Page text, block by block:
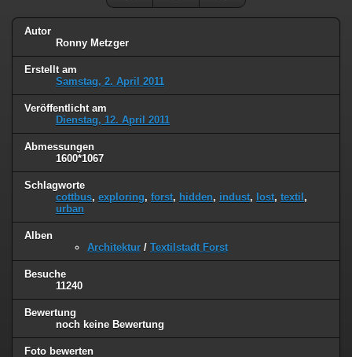
Autor
Ronny Metzger
Erstellt am
Samstag, 2. April 2011
Veröffentlicht am
Dienstag, 12. April 2011
Abmessungen
1600*1067
Schlagworte
cottbus, exploring, forst, hidden, indust, lost, textil ,
urban
Alben
Architektur / Textilstadt Forst
Besuche
11240
Bewertung
noch keine Bewertung
Foto bewerten